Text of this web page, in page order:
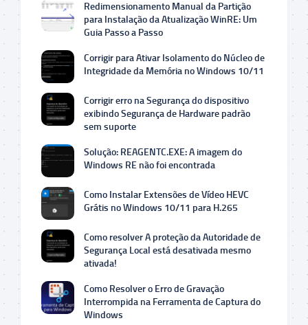
Redimensionamento Manual da Partição
para Instalação da Atualização WinRE: Um
Guia Passo a Passo
Corrigir para Ativar Isolamento do Núcleo de
Integridade da Memória no Windows 10/11
Corrigir erro na Segurança do dispositivo
exibindo Segurança de Hardware padrão
sem suporte
Solução: REAGENTC.EXE: A imagem do
Windows RE não foi encontrada
Como Instalar Extensões de Vídeo HEVC
Grátis no Windows 10/11 para H.265
Como resolver A proteção da Autoridade de
Segurança Local está desativada mesmo
ativada!
Como Resolver o Erro de Gravação
Interrompida na Ferramenta de Captura do
Windows